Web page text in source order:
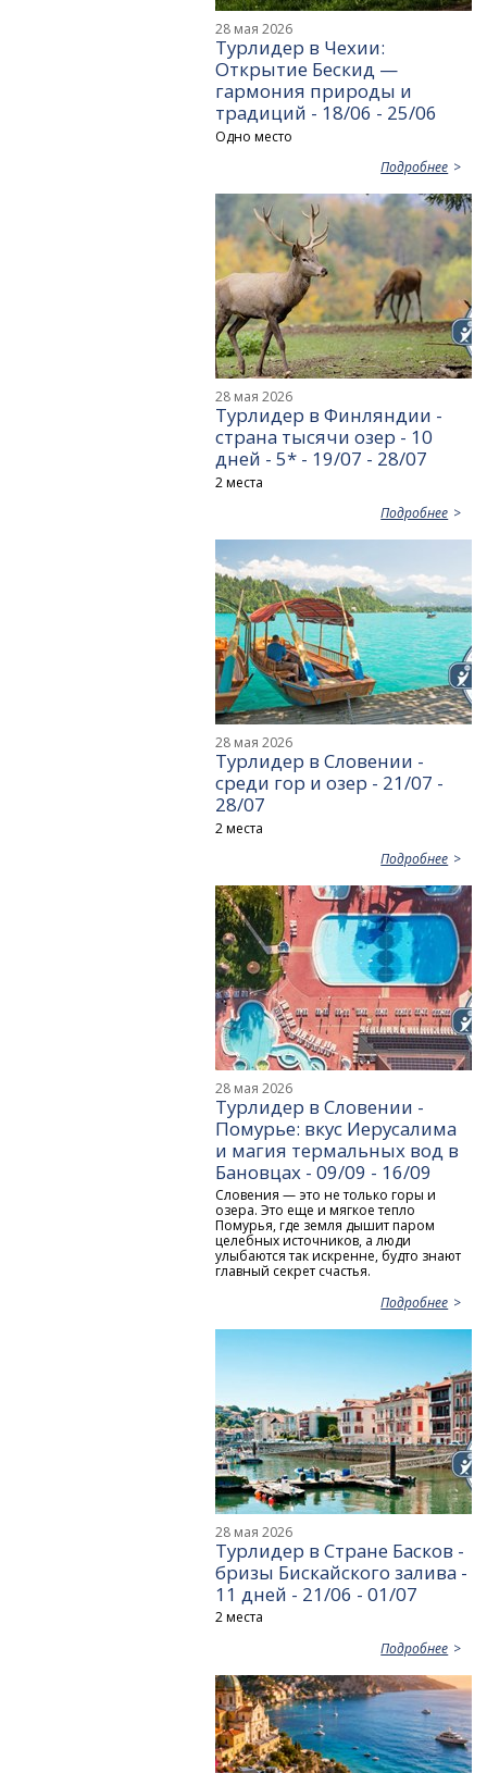
28 мая 2026
Турлидер в Чехии:
Открытие Бескид —
гармония природы и
традиций - 18/06 - 25/06
Одно место
Подробнее
28 мая 2026
Турлидер в Финляндии -
страна тысячи озер - 10
дней - 5* - 19/07 - 28/07
2 места
Подробнее
28 мая 2026
Турлидер в Словении -
среди гор и озер - 21/07 -
28/07
2 места
Подробнее
28 мая 2026
Турлидер в Словении -
Помурье: вкус Иерусалима
и магия термальных вод в
Бановцах - 09/09 - 16/09
Словения — это не только горы и
озера. Это еще и мягкое тепло
Помурья, где земля дышит паром
целебных источников, а люди
улыбаются так искренне, будто знают
главный секрет счастья.
Подробнее
28 мая 2026
Турлидер в Стране Басков -
бризы Бискайского залива -
11 дней - 21/06 - 01/07
2 места
Подробнее